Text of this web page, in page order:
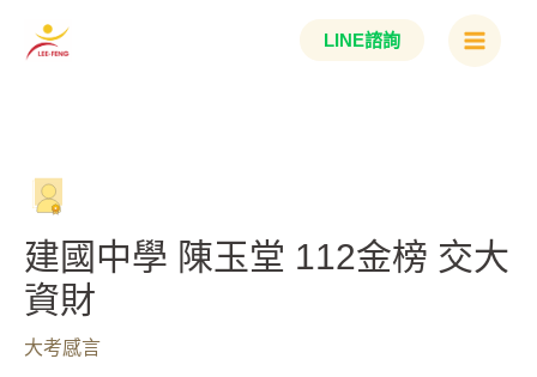
LINE諮詢
Main
建國中學 陳玉堂 112金榜 交大
資財
大考感言